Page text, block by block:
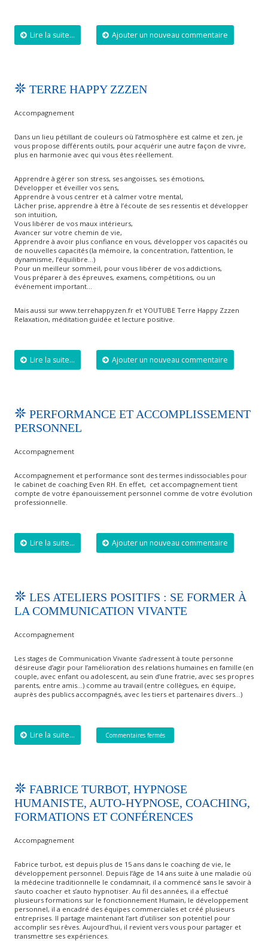
Lire la suite... Ajouter un nouveau commentaire
TERRE HAPPY ZZZEN
Accompagnement
Dans un lieu pétillant de couleurs où l’atmosphère est calme et zen, je
vous propose différents outils, pour acquérir une autre façon de vivre,
plus en harmonie avec qui vous êtes réellement.
Apprendre à gérer son stress, ses angoisses, ses émotions,
Développer et éveiller vos sens,
Apprendre à vous centrer et à calmer votre mental,
Lâcher prise, apprendre à être à l’écoute de ses ressentis et développer
son intuition,
Vous libérer de vos maux intérieurs,
Avancer sur votre chemin de vie,
Apprendre à avoir plus confiance en vous, développer vos capacités ou
de nouvelles capacités (la mémoire, la concentration, l’attention, le
dynamisme, l’équilibre…)
Pour un meilleur sommeil, pour vous libérer de vos addictions,
Vous préparer à des épreuves, examens, compétitions, ou un
événement important…
Mais aussi sur www.terrehappyzen.fr et YOUTUBE Terre Happy Zzzen
Relaxation, méditation guidée et lecture positive.
Lire la suite... Ajouter un nouveau commentaire
PERFORMANCE ET ACCOMPLISSEMENT
PERSONNEL
Accompagnement
Accompagnement et performance sont des termes indissociables pour
le cabinet de coaching Even RH. En effet, cet accompagnement tient
compte de votre épanouissement personnel comme de votre évolution
professionnelle.
Lire la suite... Ajouter un nouveau commentaire
LES ATELIERS POSITIFS : SE FORMER À
LA COMMUNICATION VIVANTE
Accompagnement
Les stages de Communication Vivante s’adressent à toute personne
désireuse d’agir pour l’amélioration des relations humaines en famille (en
couple, avec enfant ou adolescent, au sein d’une fratrie, avec ses propres
parents, entre amis…) comme au travail (entre collègues, en équipe,
auprès des publics accompagnés, avec les tiers et partenaires divers…)
Lire la suite... Commentaires fermés
FABRICE TURBOT, HYPNOSE
HUMANISTE, AUTO-HYPNOSE, COACHING,
FORMATIONS ET CONFÉRENCES
Accompagnement
Fabrice turbot, est depuis plus de 15 ans dans le coaching de vie, le
développement personnel. Depuis l’âge de 14 ans suite à une maladie où
la médecine traditionnelle le condamnait, il a commencé sans le savoir à
s’auto coacher et s’auto hypnotiser. Au fil des années, il a effectué
plusieurs formations sur le fonctionnement Humain, le développement
personnel, il a encadré des équipes commerciales et créé plusieurs
entreprises. Il partage maintenant l’art d’utiliser son potentiel pour
accomplir ses rêves. Aujourd’hui, il revient vers vous pour partager et
transmettre ses expériences.